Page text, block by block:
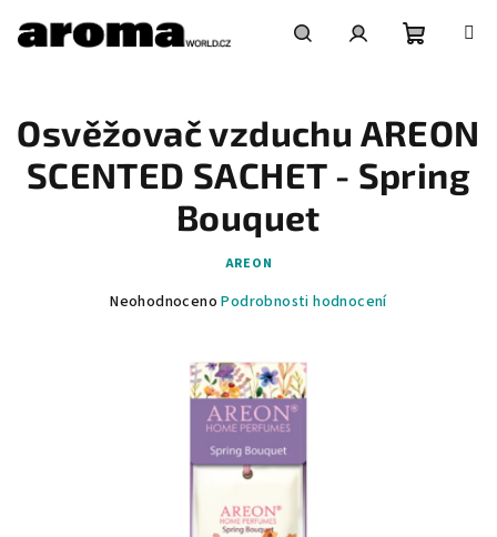
obsah
košík
Osvěžovač vzduchu AREON
SCENTED SACHET - Spring
Bouquet
AREON
Průměrné
Neohodnoceno Podrobnosti hodnocení